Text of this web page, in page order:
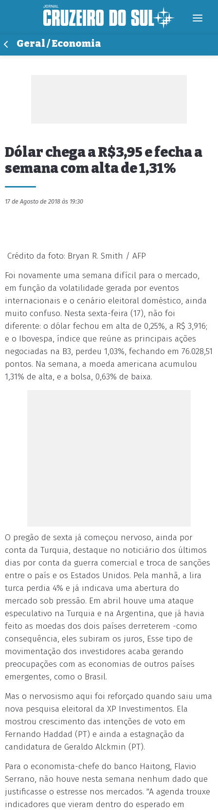
Geral / Economia
Dólar chega a R$3,95 e fecha a
semana com alta de 1,31%
17 de Agosto de 2018 às 19:30
Crédito da foto: Bryan R. Smith / AFP
Foi novamente uma semana difícil para o mercado,
em função da volatilidade gerada por eventos
internacionais e o cenário eleitoral doméstico, ainda
muito confuso. Nesta sexta-feira (17), não foi
diferente: o dólar fechou em alta de 0,25%, a R$ 3,916;
e o Ibovespa, índice que reúne as principais ações
negociadas na B3, perdeu 1,03%, fechando em 76.028,51
pontos. Na semana, a moeda americana acumulou
1,31% de alta, e a bolsa, 0,63% de baixa.
O pregão de sexta já começou nervoso, ainda por
conta da Turquia, destaque no noticiário dos últimos
dias por conta da guerra comercial e troca de sanções
entre o país e os Estados Unidos. Pela manhã, a lira
turca perdia 4% e já indicava uma abertura do
mercado sob pressão. Em abril houve uma ataque
especulativo na Turquia e na Argentina, que já havia
feito as moedas dos dois países derreterem -como
consequência, eles subiram os juros, Esse tipo de
movimentação dos investidores acaba gerando
preocupações com as economias de outros países
emergentes, como o Brasil.
Mas o nervosismo aqui foi reforçado quando saiu uma
nova pesquisa eleitoral da XP Investimentos. Ela
mostrou crescimento das intenções de voto em
Fernando Haddad (PT) e ainda a estagnação da
candidatura de Geraldo Alckmin (PT).
Para o economista-chefe do banco Haitong, Flavio
Serrano, não houve nesta semana nenhum dado que
justificasse o estresse nos mercados. "A agenda trouxe
indicadores que vieram dentro do esperado em